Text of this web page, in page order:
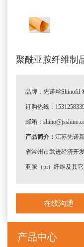
聚酰亚胺纤维制
品牌：先诺丝Shinofil
订购热线：
邮箱：
产品简介： 江苏先诺
省常州市武进经济开
亚胺（pi）纤维及其
在线沟通
产品中心